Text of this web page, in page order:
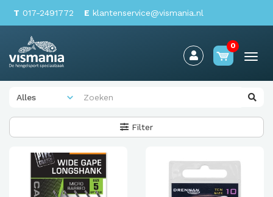
T 017-2491772 E klantenservice@vismania.nl
0
Filter